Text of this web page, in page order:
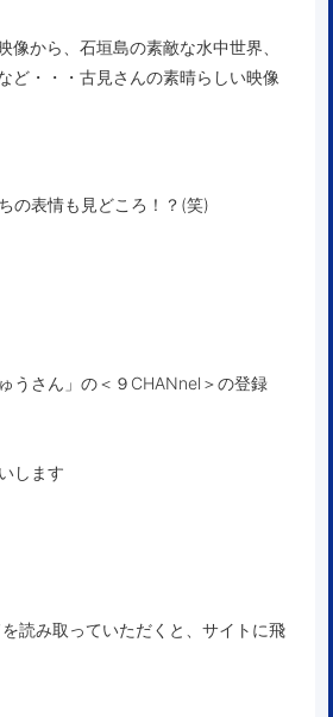
像から、石垣島の素敵な水中世界、
ど・・・古見さんの素晴らしい映像
の表情も見どころ！？(笑)
うさん」 の＜９CHANnel＞の登録
します
読み取っていただくと、サイトに飛